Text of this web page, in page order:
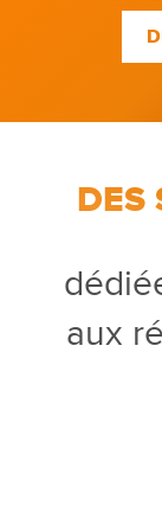
DES
aux